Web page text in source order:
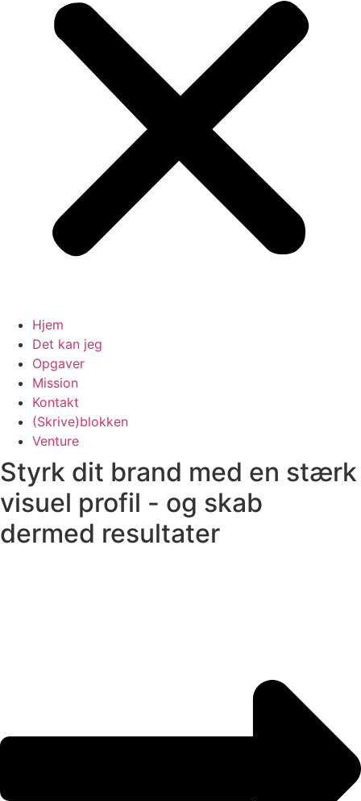
Hjem
Det kan jeg
Opgaver
Mission
Kontakt
(Skrive)blokken
Venture
Styrk dit brand med en stærk
visuel profil - og skab
dermed resultater